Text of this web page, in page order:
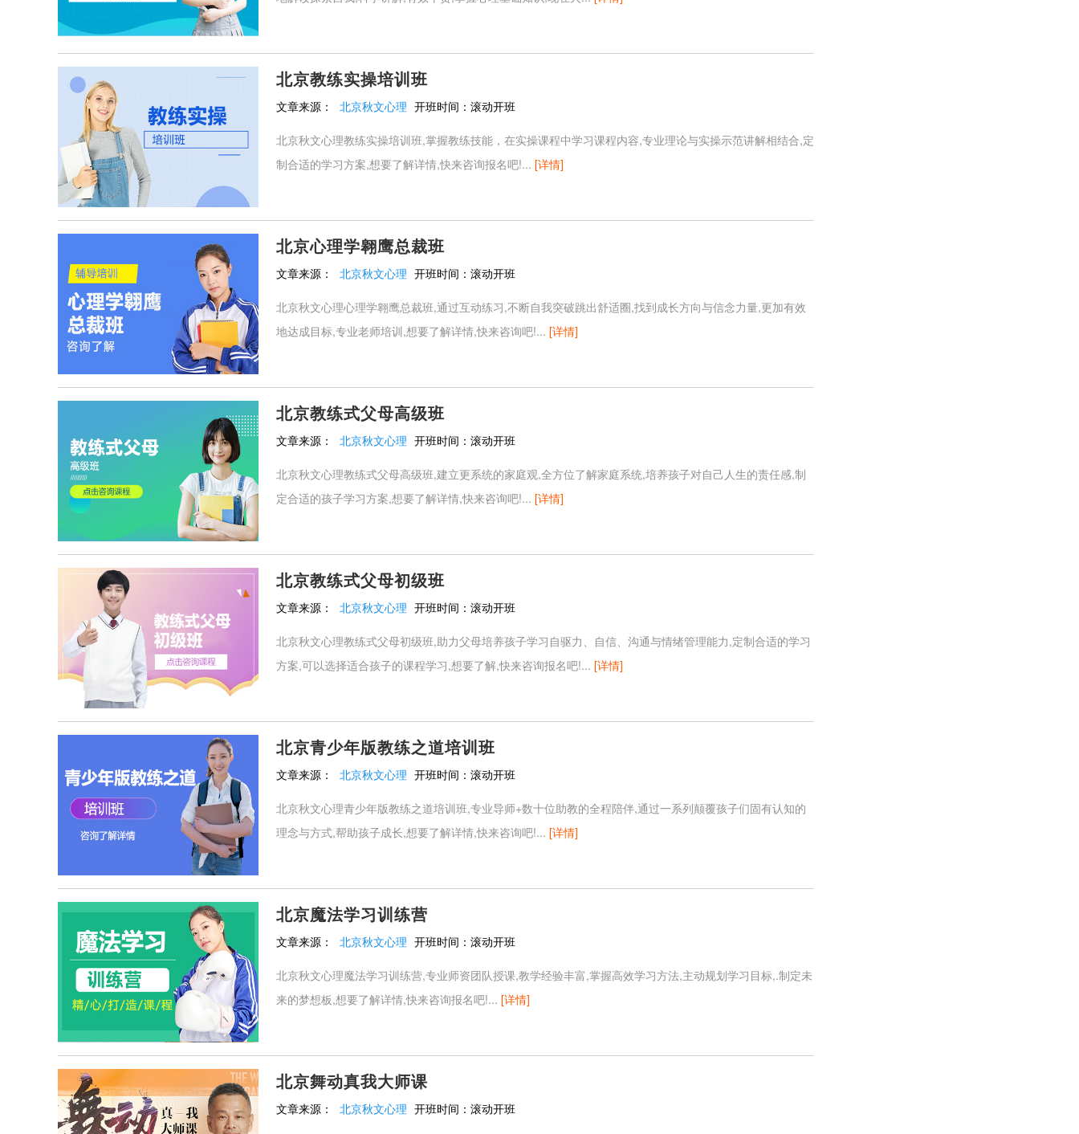
北京教练实操培训班
文章来源： 北京秋文心理 开班时间： 滚动开班
北京秋文心理教练实操培训班,掌握教练技能，在实操课程中学习课程内容,专业理论与实操示范讲解相结合,定
制合适的学习方案,想要了解详情,快来咨询报名吧!... [详情]
北京心理学翱鹰总裁班
文章来源： 北京秋文心理 开班时间： 滚动开班
北京秋文心理心理学翱鹰总裁班,通过互动练习,不断自我突破跳出舒适圈,找到成长方向与信念力量,更加有效
地达成目标,专业老师培训,想要了解详情,快来咨询吧!... [详情]
北京教练式父母高级班
文章来源： 北京秋文心理 开班时间： 滚动开班
北京秋文心理教练式父母高级班,建立更系统的家庭观,全方位了解家庭系统,培养孩子对自己人生的责任感,制
定合适的孩子学习方案,想要了解详情,快来咨询吧!... [详情]
北京教练式父母初级班
文章来源： 北京秋文心理 开班时间： 滚动开班
北京秋文心理教练式父母初级班,助力父母培养孩子学习自驱力、自信、沟通与情绪管理能力,定制合适的学习
方案,可以选择适合孩子的课程学习,想要了解,快来咨询报名吧!... [详情]
北京青少年版教练之道培训班
文章来源： 北京秋文心理 开班时间： 滚动开班
北京秋文心理青少年版教练之道培训班,专业导师+数十位助教的全程陪伴,通过一系列颠覆孩子们固有认知的
理念与方式,帮助孩子成长,想要了解详情,快来咨询吧!... [详情]
北京魔法学习训练营
文章来源： 北京秋文心理 开班时间： 滚动开班
北京秋文心理魔法学习训练营,专业师资团队授课,教学经验丰富,掌握高效学习方法,主动规划学习目标,.制定未
来的梦想板,想要了解详情,快来咨询报名吧!... [详情]
北京舞动真我大师课
文章来源： 北京秋文心理 开班时间： 滚动开班